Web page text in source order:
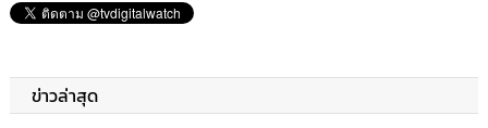
ข่าวล่าสุด